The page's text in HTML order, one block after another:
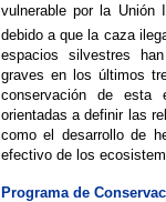
vulnerable por la
debido a que la caza
espacios silvestres
graves en los últimos
conservación de esta
orientadas a definir las
como el desarrollo de
efectivo de los
Programa de